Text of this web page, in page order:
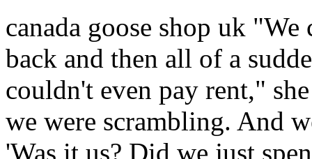
canada goose shop uk "We
back and then all of a
couldn't even pay rent,"
we were scrambling. And
'Was it us? Did we just